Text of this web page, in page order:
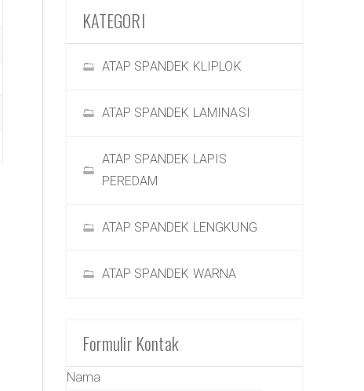
KATEGORI
ATAP SPANDEK KLIPLOK
ATAP SPANDEK LAMINASI
ATAP SPANDEK LAPIS
PEREDAM
ATAP SPANDEK LENGKUNG
ATAP SPANDEK WARNA
Formulir Kontak
Nama